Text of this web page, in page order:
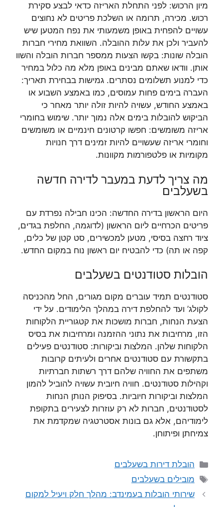
מיון הרכוש: לפני התחלת האריזה כדאי לבצע סקירת
רכוש. מכירה, תרומה או השלכת פריטים לא נחוצים
עשויים להפחית באופן משמעותי את נפח המטען שיש
להעביר ולכן את עלות ההובלה. השוואת מחירי חברות
הובלה שונות: בקשו הצעות ממספר חברות הובלה והשוו
אותן. וודאו שאתם מבינים באופן מלא מה כלול במחיר
כדי למנוע תשלומים נסתרים. גמישות בבחירת תאריך:
העברה בימים פחות עמוסים, כמו באמצע השבוע או
באמצע החודש, עשויה להיות זולה יותר מאחר כי
הביקוש להובלות בימים אלה נמוך יותר. שימוש בחומרי
אריזה משומשים: חפשו קרטונים חינמיים או משומשים
וחומרי אריזה שעשויים להיות זמינים דרך חנויות
מקומיות או פלטפורמות מקוונות.
מה צריך לדעת במעבר לדירה חדשה
בשעלבים
היום הראשון בדירה החדשה: הכינו חבילה נפרדת עם
פריטים הכרחיים ליום הראשון (לדוגמה, החלפת בגדים,
ציוד רחצה בסיסי, מטען למכשירים, סט קטן של כלים,
קפה או תה) כדי להבטיח יום ראשון נוח במקום החדש.
הובלות סטודנטים בשעלבים
סטודנטים תמיד עוברים מקום מגורים, החל מהכניסה
לקולג’ ועד להחלפת דירה במהלך הלימודים. על ידי
הצעת הנחות, חברות מושכות את קטגוריית הלקוחות
הזו, מרחיבות את נתוני ההזמנה ומרחיבות את בסיס
הלקוחות שלהן. המלצות וביקורות: סטודנטים פעילים
בתקשורת עם סטודנטים אחרים ולעיתים קרובות
משתפים את החוויה שלהם דרך רשתות חברתיות
וקהילות סטודנטים. חוויה חיובית עשויה להוביל להמון
המלצות וביקורות חיוביות. בסיפוק הנותן הנחות
לסטודנטים, חברות לא רק עוזרות לצעירים בתקופת
לימודיהם, אלא גם בונות אסטרטגיה שמקדמת את
צמיחתן ופיתוחן.
קטגוריות
הובלת דירות בשעלבים
תגיות
מובילים בשעלבים
שירותי הובלות בעמינדב: מהלך חלק ויעיל למקום